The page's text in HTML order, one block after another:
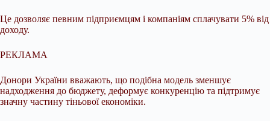
Це дозволяє певним підприємцям і компаніям сплачувати 5% від
доходу.
РЕКЛАМА
Донори України вважають, що подібна модель зменшує
надходження до бюджету, деформує конкуренцію та підтримує
значну частину тіньової економіки.